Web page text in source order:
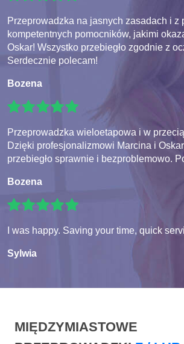
Przeprowadzka na jasnych zasadach i z
kompetentnych pomocników, jakimi
Oskar! Wszystko przebiegło zgodnie z
Serdecznie polecam!
Bozena
Przeprowadzka wieloetapowa i w
Dzięki profesjonalizmowi Marcina i
przebiegło sprawnie i bezproblemowo.
Bozena
I was happy. Saving your time, quick
Sylwia
MIĘDZYMIASTOWE